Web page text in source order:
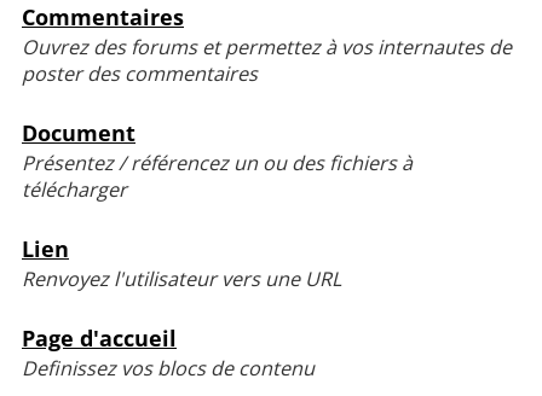
Commentaires
Ouvrez des forums et permettez à vos internautes de
poster des commentaires
Document
Présentez / référencez un ou des fichiers à
télécharger
Lien
Renvoyez l'utilisateur vers une URL
Page d'accueil
Definissez vos blocs de contenu